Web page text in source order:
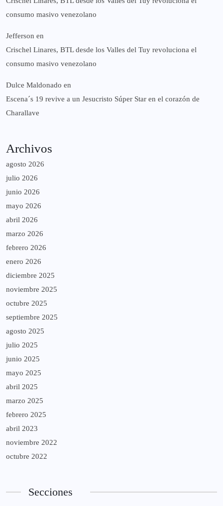
consumo masivo venezolano
Jefferson en
Crischel Linares, BTL desde los Valles del Tuy revoluciona el
consumo masivo venezolano
Dulce Maldonado en
Escena´s 19 revive a un Jesucristo Súper Star en el corazón de
Charallave
Archivos
agosto 2026
julio 2026
junio 2026
mayo 2026
abril 2026
marzo 2026
febrero 2026
enero 2026
diciembre 2025
noviembre 2025
octubre 2025
septiembre 2025
agosto 2025
julio 2025
junio 2025
mayo 2025
abril 2025
marzo 2025
febrero 2025
abril 2023
noviembre 2022
octubre 2022
Secciones